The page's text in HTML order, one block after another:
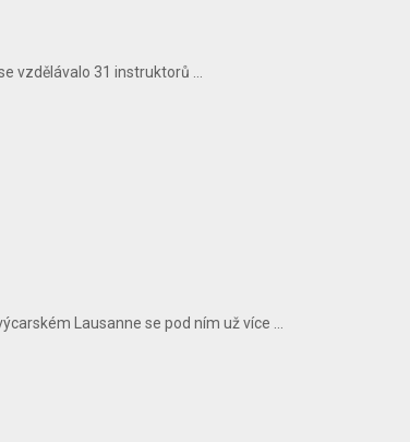
vzdělávalo 31 instruktorů ...
Lausanne se pod ním už více ...